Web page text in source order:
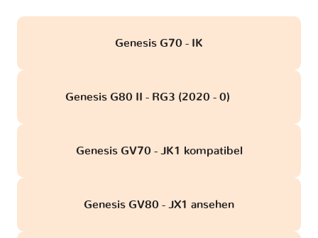
Genesis G70 - IK
Genesis G80 II - RG3 (2020 - 0)
Genesis GV70 - JK1 kompatibel
Genesis GV80 - JX1 ansehen